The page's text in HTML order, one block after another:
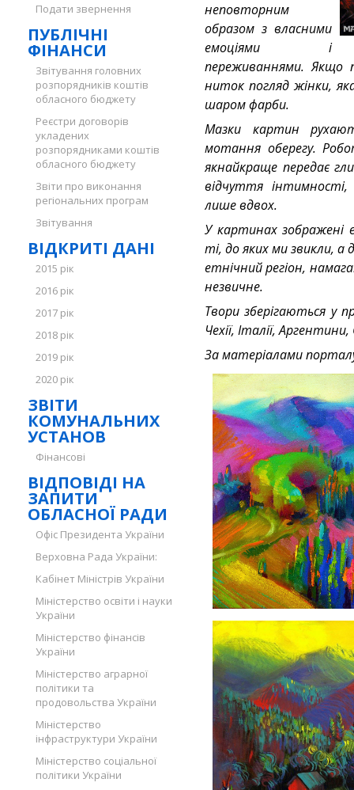
Подати звернення
ПУБЛІЧНІ
ФІНАНСИ
Звітування головних
розпорядників коштів
обласного бюджету
Реєстри договорів
укладених
розпорядниками коштів
обласного бюджету
Звіти про виконання
регіональних програм
Звітування
ВІДКРИТІ ДАНІ
2015 рік
2016 рік
2017 рік
2018 рік
2019 рік
2020 рік
ЗВІТИ
КОМУНАЛЬНИХ
УСТАНОВ
Фінансові
ВІДПОВІДІ НА
ЗАПИТИ
ОБЛАСНОЇ РАДИ
Офіс Президента України
Верховна Рада України:
Кабінет Міністрів України
Міністерство освіти і науки
України
Міністерство фінансів
України
Міністерство аграрної
політики та
продовольства України
Міністерство
інфраструктури України
Міністерство соціальної
політики України
неповторним
образом з власними
емоціями і
переживаннями. Якщо
ниток погляд жінки,
шаром фарби.
Мазки картин
мотання оберегу.
якнайкраще передає
відчуття
лише вдвох.
У картинах зображені
ті, до яких ми звикли, а
етнічний регіон,
незвичне.
Твори зберігаються у
Чехії, Італії,
За матеріалами